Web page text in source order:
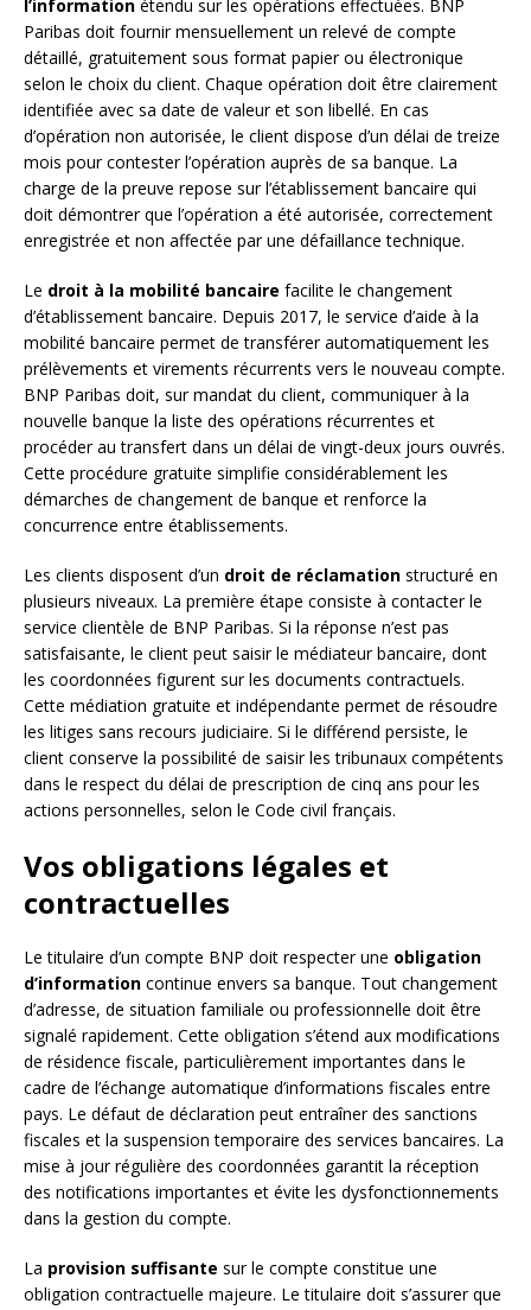
l’information étendu sur les opérations effectuées. BNP
Paribas doit fournir mensuellement un relevé de compte
détaillé, gratuitement sous format papier ou électronique
selon le choix du client. Chaque opération doit être clairement
identifiée avec sa date de valeur et son libellé. En cas
d’opération non autorisée, le client dispose d’un délai de treize
mois pour contester l’opération auprès de sa banque. La
charge de la preuve repose sur l’établissement bancaire qui
doit démontrer que l’opération a été autorisée, correctement
enregistrée et non affectée par une défaillance technique.
Le droit à la mobilité bancaire facilite le changement
d’établissement bancaire. Depuis 2017, le service d’aide à la
mobilité bancaire permet de transférer automatiquement les
prélèvements et virements récurrents vers le nouveau compte.
BNP Paribas doit, sur mandat du client, communiquer à la
nouvelle banque la liste des opérations récurrentes et
procéder au transfert dans un délai de vingt-deux jours ouvrés.
Cette procédure gratuite simplifie considérablement les
démarches de changement de banque et renforce la
concurrence entre établissements.
Les clients disposent d’un droit de réclamation structuré en
plusieurs niveaux. La première étape consiste à contacter le
service clientèle de BNP Paribas. Si la réponse n’est pas
satisfaisante, le client peut saisir le médiateur bancaire, dont
les coordonnées figurent sur les documents contractuels.
Cette médiation gratuite et indépendante permet de résoudre
les litiges sans recours judiciaire. Si le différend persiste, le
client conserve la possibilité de saisir les tribunaux compétents
dans le respect du délai de prescription de cinq ans pour les
actions personnelles, selon le Code civil français.
Vos obligations légales et
contractuelles
Le titulaire d’un compte BNP doit respecter une obligation
d’information continue envers sa banque. Tout changement
d’adresse, de situation familiale ou professionnelle doit être
signalé rapidement. Cette obligation s’étend aux modifications
de résidence fiscale, particulièrement importantes dans le
cadre de l’échange automatique d’informations fiscales entre
pays. Le défaut de déclaration peut entraîner des sanctions
fiscales et la suspension temporaire des services bancaires. La
mise à jour régulière des coordonnées garantit la réception
des notifications importantes et évite les dysfonctionnements
dans la gestion du compte.
La provision suffisante sur le compte constitue une
obligation contractuelle majeure. Le titulaire doit s’assurer que